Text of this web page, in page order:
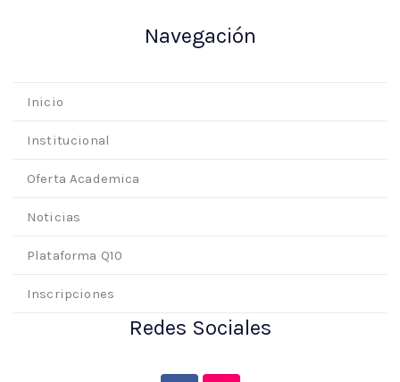
Navegación
Inicio
Institucional
Oferta Academica
Noticias
Plataforma Q10
Inscripciones
Redes Sociales